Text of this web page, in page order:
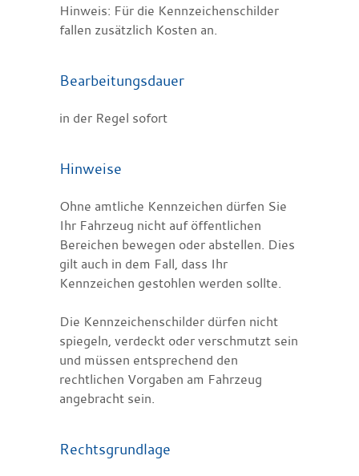
Hinweis: Für die Kennzeichenschilder
fallen zusätzlich Kosten an.
Bearbeitungsdauer
in der Regel sofort
Hinweise
Ohne amtliche Kennzeichen dürfen Sie
Ihr Fahrzeug nicht auf öffentlichen
Bereichen bewegen oder abstellen. Dies
gilt auch in dem Fall, dass Ihr
Kennzeichen gestohlen werden sollte.
Die Kennzeichenschilder dürfen nicht
spiegeln, verdeckt oder verschmutzt sein
und müssen entsprechend den
rechtlichen Vorgaben am Fahrzeug
angebracht sein.
Rechtsgrundlage